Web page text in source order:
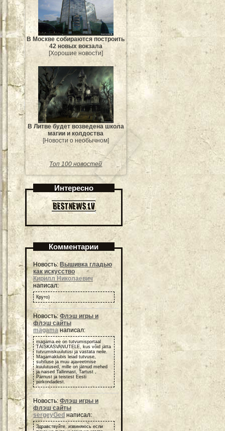
В Москве собираются построить
42 новых вокзала
[Хорошие новости]
В Литве будет возведена школа
магии и колдоства
[Новости о необычном]
Топ 100 новостей
Интересно
Комментарии
Новость:Вышивка гладью
как искусство
Кирилл Николаевич
написал:
Круто)
Новость: Флэш игры и
флэш сайты
magama написал:
magama.ee on tutvumisportaal
TÄISKASVANUTELE, kus võid jätta
tutvumiskuulutusi ja vastata neile.
Magamaklubis leiad tutvuse,
suhtluse ja muu ajaveetmise
kuulutused, mille on jätnud mehed
ja naised Tallinnast, Tartust ,
Pärnust ja teistest Eesti
piirkondadest.
Новость: Флэш игры и
флэш сайты
sergeyGed написал:
Здравствуйте, извиняюсь если